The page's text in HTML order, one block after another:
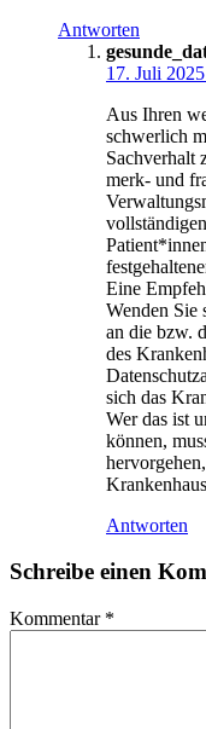
Antworten
17. Juli
Aus Ihren
schwerlich
Sachverhalt
merk- und
Eine
Wenden Sie
an die bzw.
des
sich das
Wer das ist
können,
Antworten
Schreibe einen
Kommentar *